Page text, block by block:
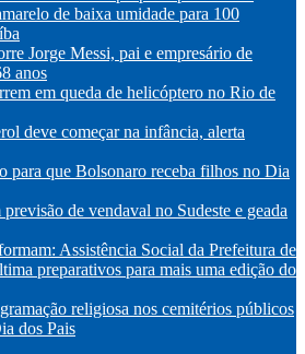
de baixa umidade para 100
Jorge Messi, pai e empresário de
anos
em queda de helicóptero no Rio de
deve começar na infância, alerta
para que Bolsonaro receba filhos no Dia
de vendaval no Sudeste e geada
Assistência Social da Prefeitura de
preparativos para mais uma edição do
religiosa nos cemitérios públicos
dos Pais